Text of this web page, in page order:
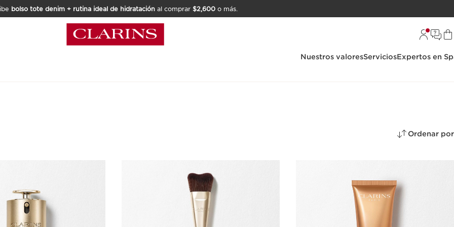
bolso tote denim + rutina ideal de hidratación al comprar $2,600 o más.
Nuestros valoresServiciosExpertos en
Ordenar por